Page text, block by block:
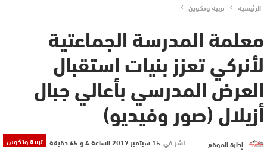
الرئيسية تربية وتكوين
معلمة المدرسة الجماعتية
لأنركي تعزز بنيات استقبال
العرض المدرسي بأعالي جبال
أزيلال (صور وفيديو)
تربية وتكوين إدارة الموقع نشر في 15 سبتمبر 2017 الساعة 4 و 45 دقيقة